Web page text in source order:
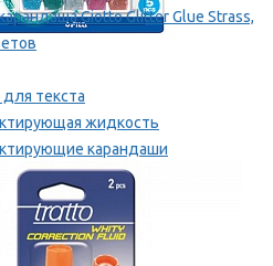
Giotto Glitter Glue Strass,
текста
жидкость
карандаши
ленты